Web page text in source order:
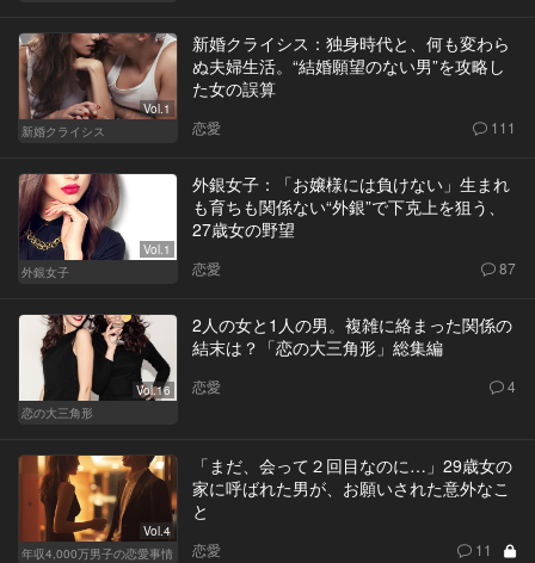
Vol.1
新婚クライシス
新婚クライシス：独身時代と、何も変わら
ぬ夫婦生活。“結婚願望のない男”を攻略し
た女の誤算
恋愛 111
Vol.1
外銀女子
外銀女子：「お嬢様には負けない」生まれ
も育ちも関係ない“外銀”で下克上を狙う、
27歳女の野望
恋愛 87
Vol.16
恋の大三角形
2人の女と1人の男。複雑に絡まった関係の
結末は？「恋の大三角形」総集編
恋愛 4
Vol.4
年収4,000万男子の恋愛事情
「まだ、会って２回目なのに…」29歳女の
家に呼ばれた男が、お願いされた意外なこ
と
恋愛 11